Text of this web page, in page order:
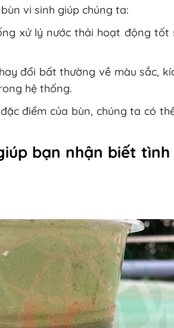
vi sinh giúp chúng ta:
xử lý nước thải hoạt động tốt
đổi bất thường về màu sắc,
hệ thống.
điểm của bùn, chúng ta có
bạn nhận biết